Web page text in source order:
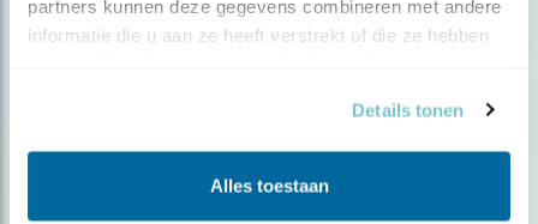
partners kunnen deze gegevens combineren met andere
informatie die u aan ze heeft verstrekt of die ze hebben
Details tonen
Alles toestaan